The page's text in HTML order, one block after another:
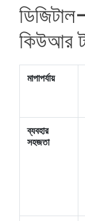
কিউআর
মাপাপর্যায়
ব্যবহার
সহজতা